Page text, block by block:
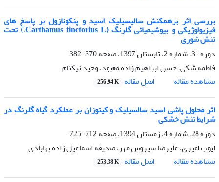
بررسی اثر برهمکنش سالیسیلیک اسید و پنکونازول بر پاسخ های
فیزیولوژیکی و بیوشیمیائی گلرنگ (Carthamus tinctorius L.) تحت
تنش شوری
دوره 31، شماره 2، تابستان 1397، صفحه
370-382
فاطمه شکی، حسن ابراهیم زاده معبود، وحید نیکنام
مشاهده مقاله
اصل مقاله 256.94 K
اثر محلول پاشی اسید سالسیلیک و کیتوزان بر عملکرد گیاه گلرنگ در
شرایط تنش خشکی
دوره 28، شماره 4، زمستان 1394، صفحه
712-725
ایوب امیری، علیرضا سیروس مهر، صدیقه اسماعیل زاده بهابادی
مشاهده مقاله
اصل مقاله 253.38 K